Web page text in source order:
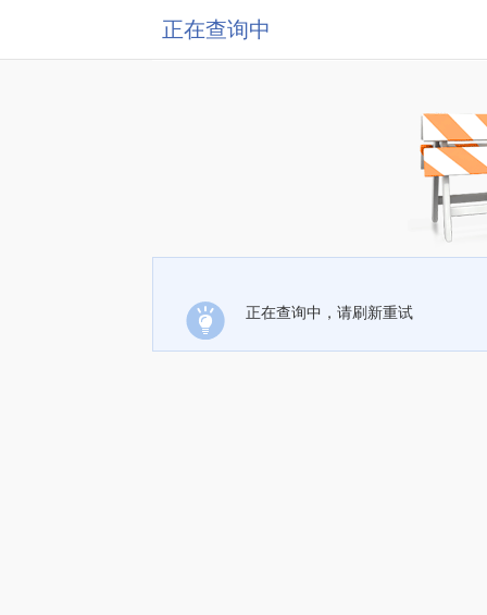
正在查询中
正在查询中，请刷新重试